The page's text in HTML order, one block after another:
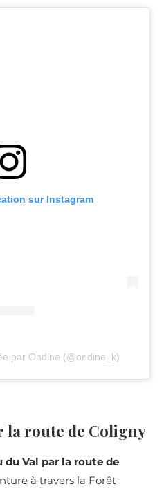
sur Instagram
par Ondine (@ondine_k)
la route de Coligny
du Val par la route de
à travers la Forêt